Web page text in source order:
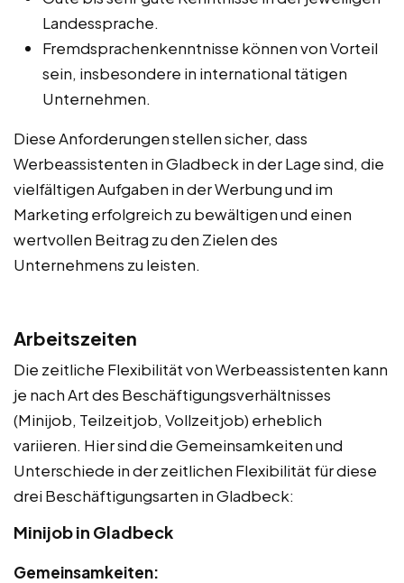
Landessprache.
Fremdsprachenkenntnisse können von Vorteil
sein, insbesondere in international tätigen
Unternehmen.
Diese Anforderungen stellen sicher, dass
Werbeassistenten in Gladbeck in der Lage sind, die
vielfältigen Aufgaben in der Werbung und im
Marketing erfolgreich zu bewältigen und einen
wertvollen Beitrag zu den Zielen des
Unternehmens zu leisten.
Arbeitszeiten
Die zeitliche Flexibilität von Werbeassistenten kann
je nach Art des Beschäftigungsverhältnisses
(Minijob, Teilzeitjob, Vollzeitjob) erheblich
variieren. Hier sind die Gemeinsamkeiten und
Unterschiede in der zeitlichen Flexibilität für diese
drei Beschäftigungsarten in Gladbeck:
Minijob in Gladbeck
Gemeinsamkeiten: